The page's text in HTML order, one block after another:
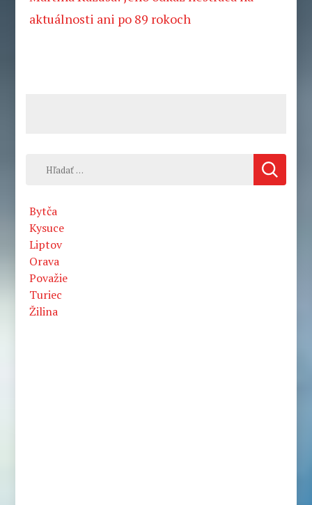
aktuálnosti ani po 89 rokoch
Hľadať:
Bytča
Kysuce
Liptov
Orava
Považie
Turiec
Žilina